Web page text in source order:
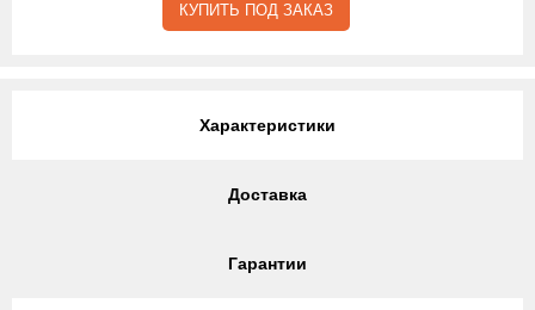
КУПИТЬ ПОД ЗАКАЗ
Характеристики
Доставка
Гарантии